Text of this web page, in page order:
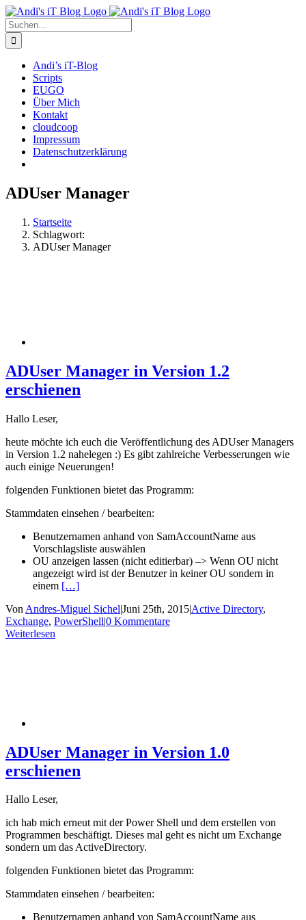
Zum
Inhalt
springen
Rss
Facebook
X
YouTube
Skype
Suche
nach:
Andi’s iT-Blog
Scripts
EUGO
Über Mich
Kontakt
cloudcoop
Impressum
Datenschutzerklärung
ADUser Manager
Startseite
Schlagwort:
ADUser Manager
ADUser Manager in Version 1.2
erschienen
Hallo Leser,
heute möchte ich euch die Veröffentlichung des ADUser Managers
in Version 1.2 nahelegen :) Es gibt zahlreiche Verbesserungen wie
auch einige Neuerungen!
folgenden Funktionen bietet das Programm:
Stammdaten einsehen / bearbeiten:
Benutzernamen anhand von SamAccountName aus
Vorschlagsliste auswählen
OU anzeigen lassen (nicht editierbar) –> Wenn OU nicht
angezeigt wird ist der Benutzer in keiner OU sondern in
einem […]
Von Andres-Miguel Sichel|Juni 25th, 2015|Active Directory,
Exchange, PowerShell|0 Kommentare
Weiterlesen
ADUser Manager in Version 1.0
erschienen
Hallo Leser,
ich hab mich erneut mit der Power Shell und dem erstellen von
Programmen beschäftigt. Dieses mal geht es nicht um Exchange
sondern um das ActiveDirectory.
folgenden Funktionen bietet das Programm:
Stammdaten einsehen / bearbeiten:
Benutzernamen anhand von SamAccountName aus